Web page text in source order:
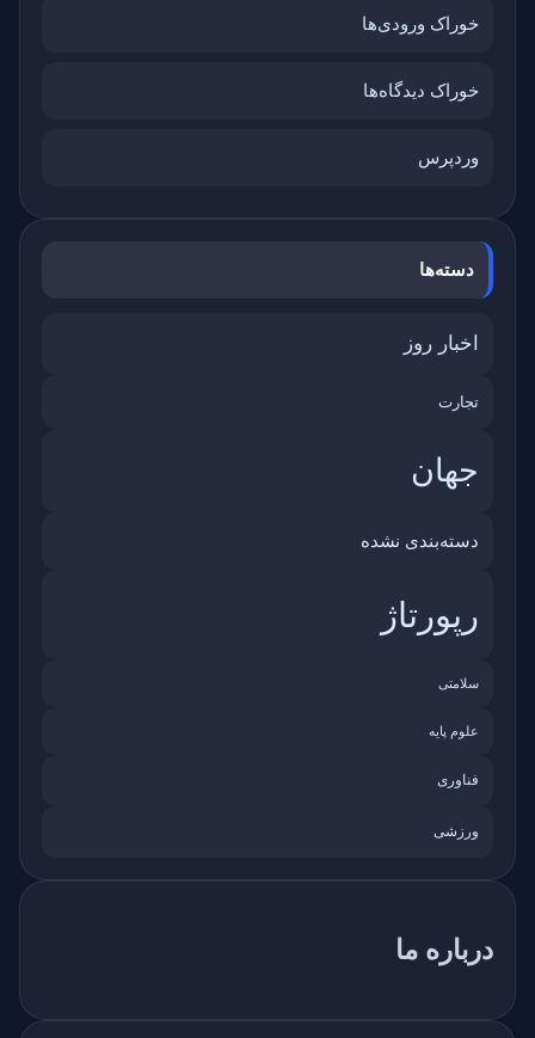
خوراک ورودی‌ها
خوراک دیدگاه‌ها
وردپرس
دسته‌ها
اخبار روز
تجارت
جهان
دسته‌بندی نشده
رپورتاژ
سلامتی
علوم پایه
فناوری
ورزشی
درباره ما